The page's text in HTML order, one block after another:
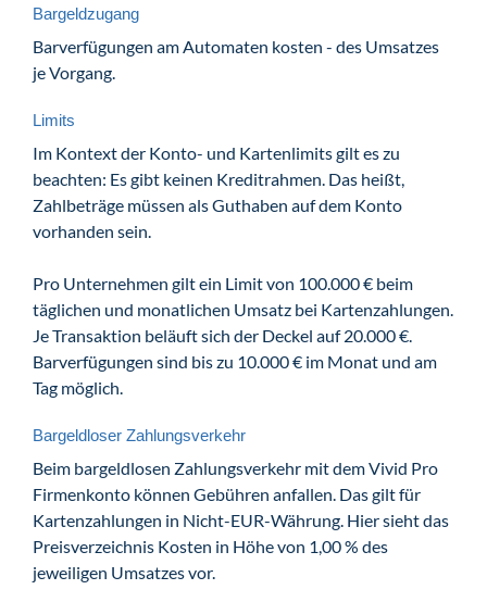
Bargeldzugang
Barverfügungen am Automaten kosten - des Umsatzes
je Vorgang.
Limits
Im Kontext der Konto- und Kartenlimits gilt es zu
beachten: Es gibt keinen Kreditrahmen. Das heißt,
Zahlbeträge müssen als Guthaben auf dem Konto
vorhanden sein.
Pro Unternehmen gilt ein Limit von 100.000 € beim
täglichen und monatlichen Umsatz bei Kartenzahlungen.
Je Transaktion beläuft sich der Deckel auf 20.000 €.
Barverfügungen sind bis zu 10.000 € im Monat und am
Tag möglich.
Bargeldloser Zahlungsverkehr
Beim bargeldlosen Zahlungsverkehr mit dem Vivid Pro
Firmenkonto können Gebühren anfallen. Das gilt für
Kartenzahlungen in Nicht-EUR-Währung. Hier sieht das
Preisverzeichnis Kosten in Höhe von 1,00 % des
jeweiligen Umsatzes vor.